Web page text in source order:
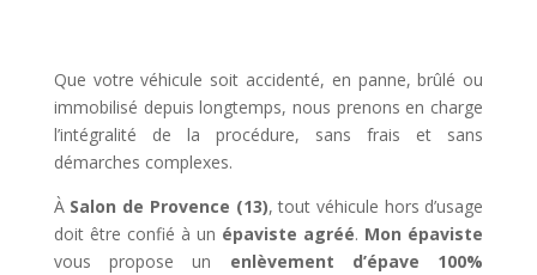
Que votre véhicule soit accidenté, en panne, brûlé ou
immobilisé depuis longtemps, nous prenons en charge
l’intégralité de la procédure, sans frais et sans
démarches complexes.
À Salon de Provence (13), tout véhicule hors d’usage
doit être confié à un épaviste agréé. Mon épaviste
vous propose un enlèvement d’épave 100%